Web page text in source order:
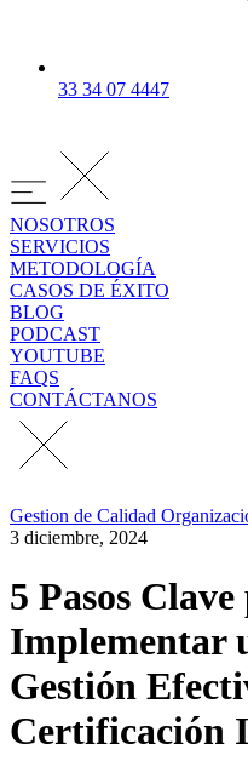
33 34 07 4447
NOSOTROS
SERVICIOS
METODOLOGÍA
CASOS DE ÉXITO
BLOG
PODCAST
YOUTUBE
FAQS
CONTÁCTANOS
Gestion de Calidad
3 diciembre, 2024
5 Pasos
Implementar
Gestión
Certificación